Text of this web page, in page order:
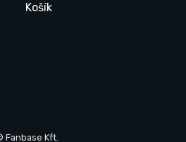
Košík
Fanbase Kft.